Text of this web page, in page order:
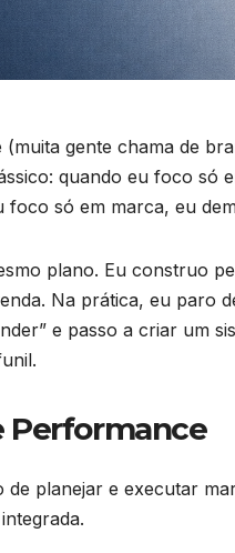
(muita gente chama de
quando eu foco só
foco só em marca, eu
plano. Eu construo
Na prática, eu paro
e passo a criar um
Performance
de planejar e executar